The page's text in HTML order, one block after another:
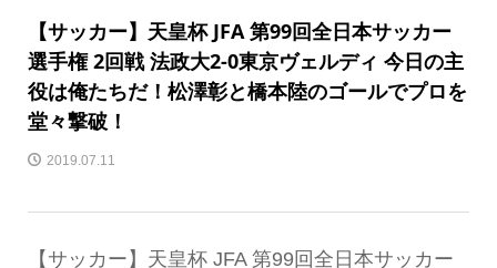
【サッカー】天皇杯 JFA 第99回全日本サッカー
選手権 2回戦 法政大2-0東京ヴェルディ 今日の主
役は俺たちだ！松澤彰と橋本陸のゴールでプロを
堂々撃破！
2019.07.11
【サッカー】天皇杯 JFA 第99回全日本サッカー